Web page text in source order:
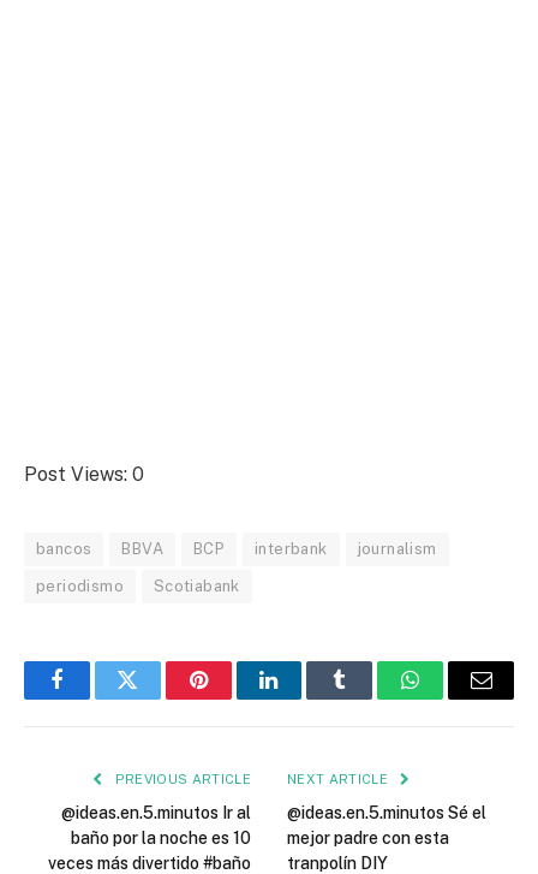
Post Views: 0
bancos BBVA BCP interbank journalism
periodismo Scotiabank
FacebookTwitter PinterestLinkedInTumblr WhatsAppEmail
PREVIOUS ARTICLE
@ideas.en.5.minutos Ir al
baño por la noche es 10
veces más divertido #baño
NEXT ARTICLE
@ideas.en.5.minutos Sé el
mejor padre con esta
tranpolín DIY